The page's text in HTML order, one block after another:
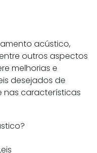
acústico,
outros aspectos
melhorias e
desejados de
características